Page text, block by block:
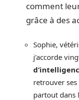
comment
grâce à des
Sophie,
j’accorde
retrouver
partout dans